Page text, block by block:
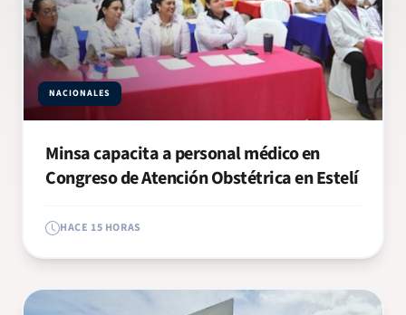
NACIONALES
Minsa capacita a personal médico en
Congreso de Atención Obstétrica en Estelí
HACE 15 HORAS